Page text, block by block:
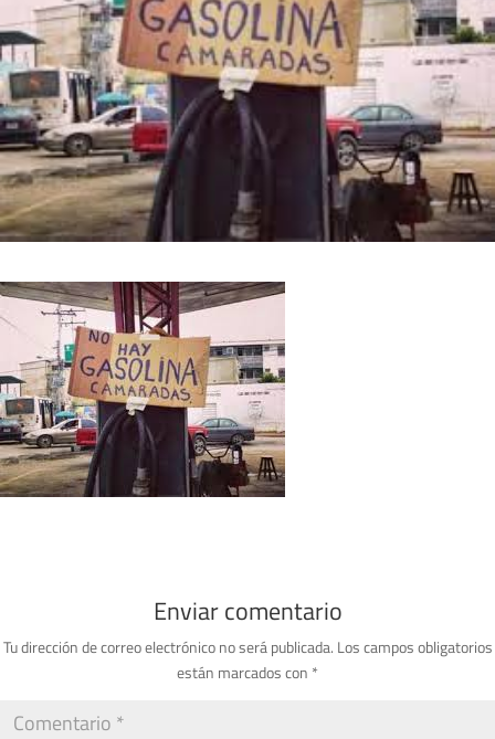
Enviar comentario
Tu dirección de correo electrónico no será publicada. Los campos obligatorios
están marcados con *